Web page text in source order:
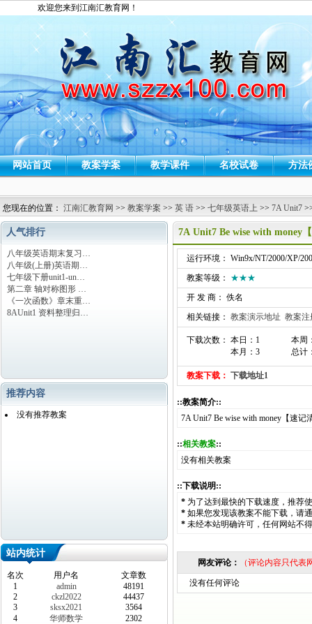
欢迎您来到江南汇教育网！
网站首页 教案学案 教学课件 名校试卷 方法
您现在的位置： 江南汇教育网 >> 教案学案 >> 英 语 >> 七年级英语上 >> 7A Unit7
人气排行
八年级英语期末复习…
八年级(上册)英语期…
七年级下册unit1-un…
第二章 轴对称图形 …
《一次函数》章末重…
8AUnit1 资料整理归…
推荐内容
没有推荐教案
站内统计
名次 用户名
文章数
1
admin
48191
2
ckzl2022
44437
3
sksx2021
3564
4
华师数学
2302
7A Unit7 Be wise with money
运行环境： Win9x/NT/2000/XP/
教案等级： ★★★
开 发 商： 佚名
相关链接： 教案演示地址 教案注
下载次数： 本日：1
本月：3
本周
总计
教案下载： 下载地址1
::教案简介::
7A Unit7 Be wise with money【速记
::相关教案::
没有相关教案
::下载说明::
* 为了达到最快的下载速度，推荐
* 如果您发现该教案不能下载，请
* 未经本站明确许可，任何网站不
网友评论： （评论内容只代
没有任何评论